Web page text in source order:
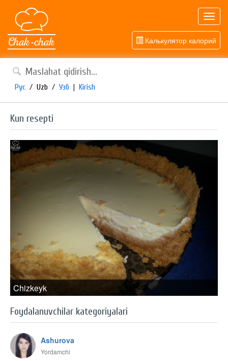
Калькулятор калорий
Рус / Uzb / Узб | Kirish
Kun resepti
Chizkeyk
Foydalanuvchilar kategoriyalari
Ashurova
Yordamchi